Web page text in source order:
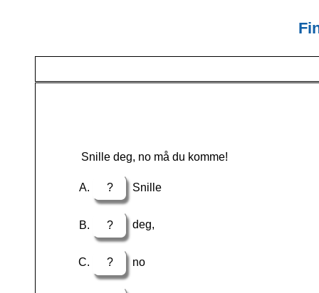
Snille deg, no må du komme!
? Snille
? deg,
? no